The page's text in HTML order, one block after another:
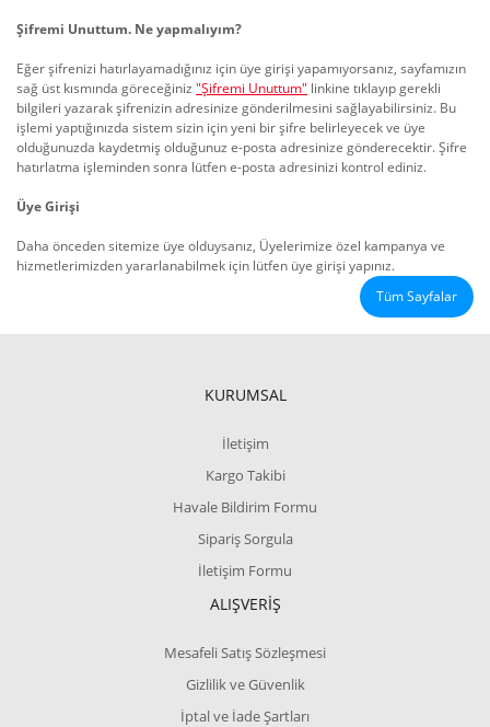
Şifremi Unuttum. Ne yapmalıyım?
Eğer şifrenizi hatırlayamadığınız için üye girişi yapamıyorsanız, sayfamızın
sağ üst kısmında göreceğiniz "Şifremi Unuttum" linkine tıklayıp gerekli
bilgileri yazarak şifrenizin adresinize gönderilmesini sağlayabilirsiniz. Bu
işlemi yaptığınızda sistem sizin için yeni bir şifre belirleyecek ve üye
olduğunuzda kaydetmiş olduğunuz e-posta adresinize gönderecektir. Şifre
hatırlatma işleminden sonra lütfen e-posta adresinizi kontrol ediniz.
Üye Girişi
Daha önceden sitemize üye olduysanız, Üyelerimize özel kampanya ve
hizmetlerimizden yararlanabilmek için lütfen üye girişi yapınız.
Tüm Sayfalar
KURUMSAL
İletişim
Kargo Takibi
Havale Bildirim Formu
Sipariş Sorgula
İletişim Formu
ALIŞVERİŞ
Mesafeli Satış Sözleşmesi
Gizlilik ve Güvenlik
İptal ve İade Şartları